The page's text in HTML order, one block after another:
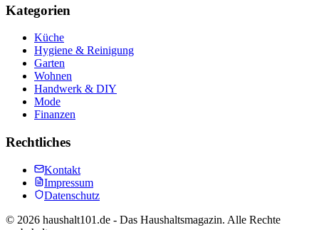
Kategorien
Küche
Hygiene & Reinigung
Garten
Wohnen
Handwerk & DIY
Mode
Finanzen
Rechtliches
Kontakt
Impressum
Datenschutz
© 2026 haushalt101.de - Das Haushaltsmagazin. Alle Rechte